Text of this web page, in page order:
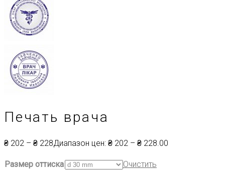
Печать врача
₴ 202 – ₴ 228Диапазон цен: ₴ 202 – ₴ 228.00
Размер оттиска
Очистить